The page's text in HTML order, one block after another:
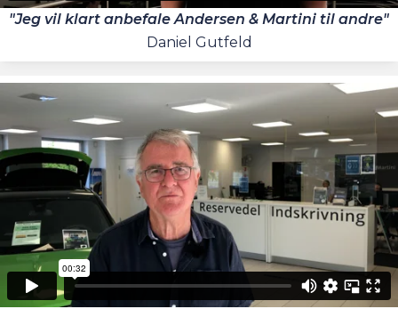
"Jeg vil klart anbefale Andersen & Martini til andre"
Daniel Gutfeld